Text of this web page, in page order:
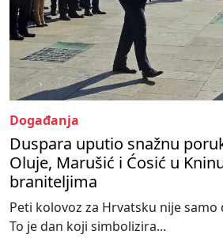
Događanja
Duspara uputio snažnu
Oluje, Marušić i Ćosić u
braniteljima
Peti kolovoz za Hrvatsku nije
To je dan koji simbolizira...